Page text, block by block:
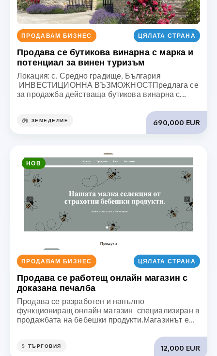
ПРОДАВАМ БИЗНЕС ЦЯЛАТА СТРАНА
Продава се бутикова винарна с марка и
потенциал за винен туризъм
Локация: с. Средно градище, България
ИНВЕСТИЦИОННА ВЪЗМОЖНОСТПредлага се
за продажба действаща бутикова винарна с...
690,000 EUR
ЗЕМЕДЕЛИЕ
НОВ
ПРОДАВАМ БИЗНЕС ЦЯЛАТА СТРАНА
Продава се работещ онлайн магазин с
доказана печалба
Продава се разработен и напълно
функциониращ онлайн магазин специализиран в
продажбата на бебешки продукти.Магазинът е...
12,000 EUR
ТЪРГОВИЯ